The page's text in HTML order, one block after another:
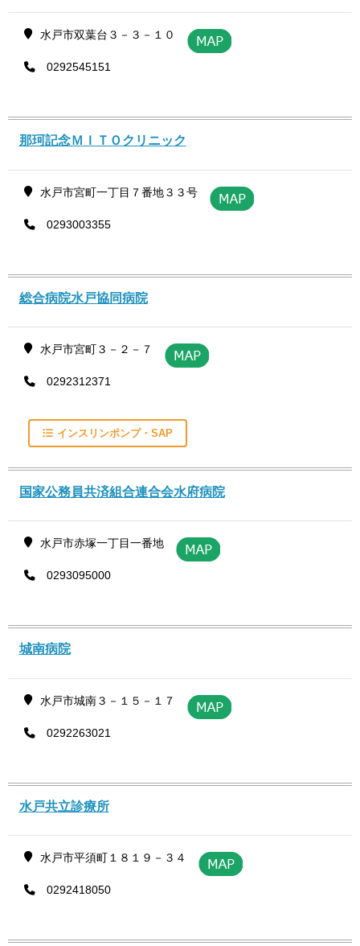
水戸市双葉台３－３－１０
0292545151
那珂記念ＭＩＴＯクリニック
水戸市宮町一丁目７番地３３号
0293003355
総合病院水戸協同病院
水戸市宮町３－２－７
0292312371
インスリンポンプ・SAP
国家公務員共済組合連合会水府病院
水戸市赤塚一丁目一番地
0293095000
城南病院
水戸市城南３－１５－１７
0292263021
水戸共立診療所
水戸市平須町１８１９－３４
0292418050